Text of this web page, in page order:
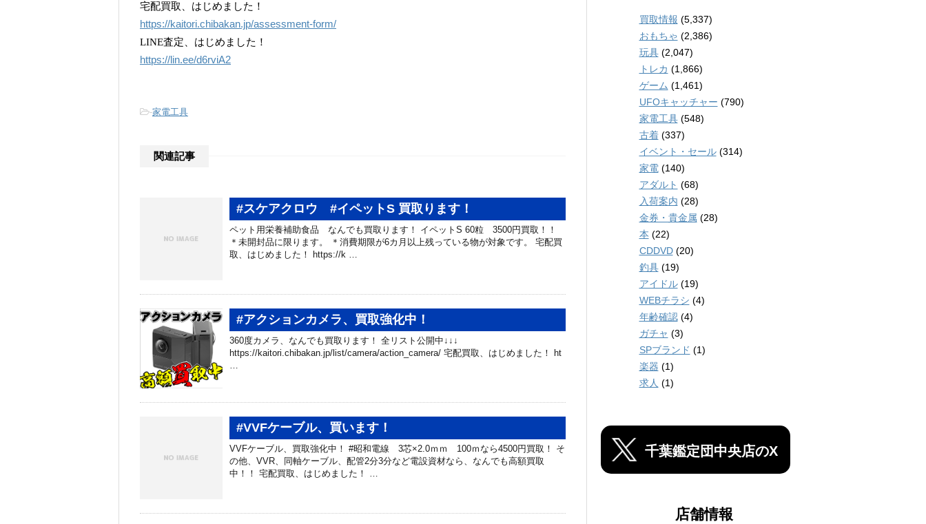
宅配買取、はじめました！
https://kaitori.chibakan.jp/assessment-form/
LINE査定、はじめました！
https://lin.ee/d6rviA2
-家電工具
関連記事
#スケアクロウ #イペットS 買取ります！
ペット用栄養補助食品 なんでも買取ります！ イペットS 60粒 3500円買取！！
＊未開封品に限ります。 ＊消費期限が6カ月以上残っている物が対象です。 宅配買
取、はじめました！ https://k …
#アクションカメラ、買取強化中！
360度カメラ、なんでも買取ります！ 全リスト公開中↓↓↓
https://kaitori.chibakan.jp/list/camera/action_camera/ 宅配買取、はじめました！ ht
…
#VVFケーブル、買います！
VVFケーブル、買取強化中！ #昭和電線 3芯×2.0ｍｍ 100ｍなら4500円買取！ そ
の他、VVR、同軸ケーブル、配管2分3分など電設資材なら、なんでも高額買取
中！！ 宅配買取、はじめました！ …
買取情報 (5,337)
おもちゃ (2,386)
玩具(2,047)
トレカ (1,866)
ゲーム (1,461)
UFOキャッチャー (790)
家電工具(548)
古着(337)
イベント・セール(314)
家電(140)
アダルト (68)
入荷案内 (28)
金券・貴金属 (28)
本 (22)
CDDVD(20)
釣具(19)
アイドル(19)
WEBチラシ (4)
年齢確認(4)
ガチャ (3)
SPブランド (1)
楽器 (1)
求人 (1)
千葉鑑定団中央店のX
店舗情報